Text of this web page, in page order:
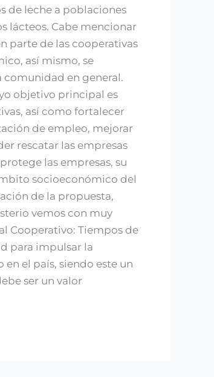
de leche a poblaciones
lácteos. Cabe mencionar
parte de las cooperativas
así mismo, se
comunidad en general.
objetivo principal es
así como fortalecer
de empleo, mejorar
rescatar las empresas
las empresas, su
socioeconómico del
de la propuesta,
vemos con muy
Cooperativo: Tiempos de
para impulsar la
el país, siendo este un
ser un valor